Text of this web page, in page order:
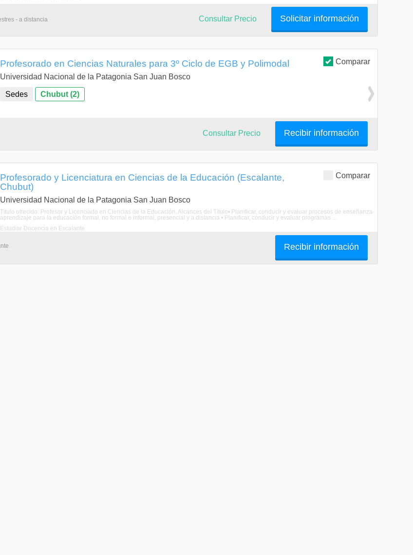
- a distancia Solicitar información
Consultar Precio
Comparar
Profesorado en Ciencias Naturales para 3º Ciclo de EGB y Polimodal
Universidad Nacional de la Patagonia San Juan Bosco
Sedes Chubut (2)
Recibir información
Consultar Precio
Comparar
Profesorado y Licenciatura en Ciencias de la Educación (Escalante,
Chubut)
Universidad Nacional de la Patagonia San Juan Bosco
Título ofrecido: Profesor y Licenciado en Ciencias de la Educación. Alcances del Título• Planificar, conducir y evaluar procesos de enseñanza-
aprendizaje para la educación formal, no formal e informal, presencial y a distancia • Planificar, conducir y evaluar programas ...
Estudiar Docencia en Escalante
Recibir información